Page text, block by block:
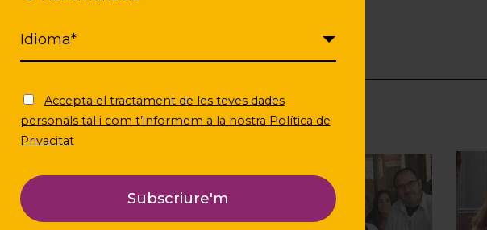
Accepta el tractament de les teves dades
personals tal i com t’informem a la nostra Política de
Privacitat